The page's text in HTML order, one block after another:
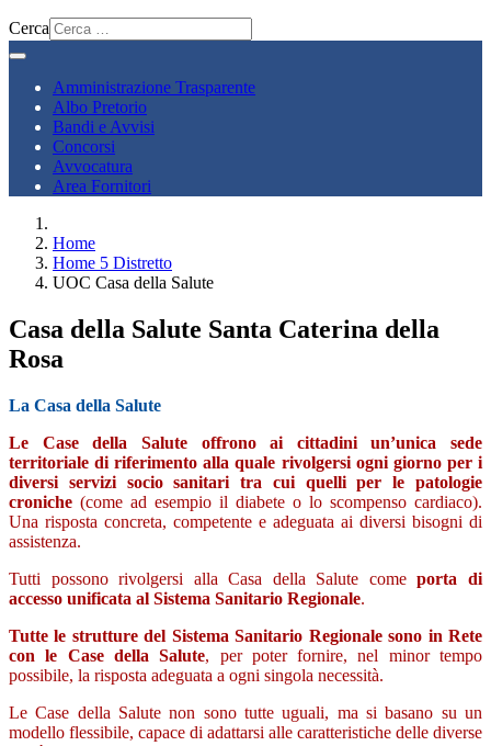
Cerca
Amministrazione Trasparente
Albo Pretorio
Bandi e Avvisi
Concorsi
Avvocatura
Area Fornitori
Home
Home 5 Distretto
UOC Casa della Salute
Casa della Salute Santa Caterina della
Rosa
La Casa della Salute
Le Case della Salute offrono ai cittadini un’unica sede
territoriale di riferimento alla quale rivolgersi ogni giorno per i
diversi servizi socio sanitari tra cui quelli per le patologie
croniche (come ad esempio il diabete o lo scompenso cardiaco).
Una risposta concreta, competente e adeguata ai diversi bisogni di
assistenza.
Tutti possono rivolgersi alla Casa della Salute comeporta di
accesso unificata al Sistema Sanitario Regionale.
Tutte le strutture del Sistema Sanitario Regionale sono in Rete
con le Case della Salute, per poter fornire, nel minor tempo
possibile, la risposta adeguata a ogni singola necessità.
Le Case della Salute non sono tutte uguali, ma si basano su un
modello flessibile, capace di adattarsi alle caratteristiche delle diverse